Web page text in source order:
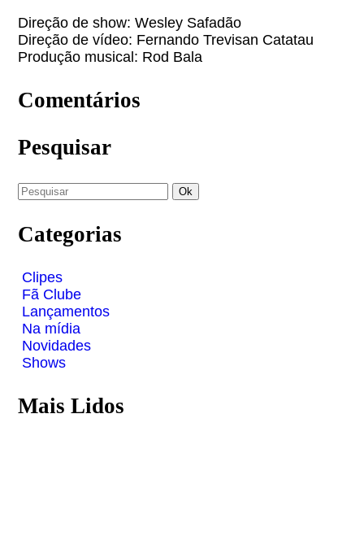
Direção de show: Wesley Safadão
Direção de vídeo: Fernando Trevisan Catatau
Produção musical: Rod Bala
Comentários
Pesquisar
Categorias
Clipes
Fã Clube
Lançamentos
Na mídia
Novidades
Shows
Mais Lidos